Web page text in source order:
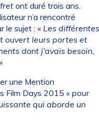
ont duré trois ans.
n’a rencontré
le sujet : « Les différentes
ouvert leurs portes et
dont j’avais besoin,
une Mention
Film Days 2015 « pour
qui aborde un